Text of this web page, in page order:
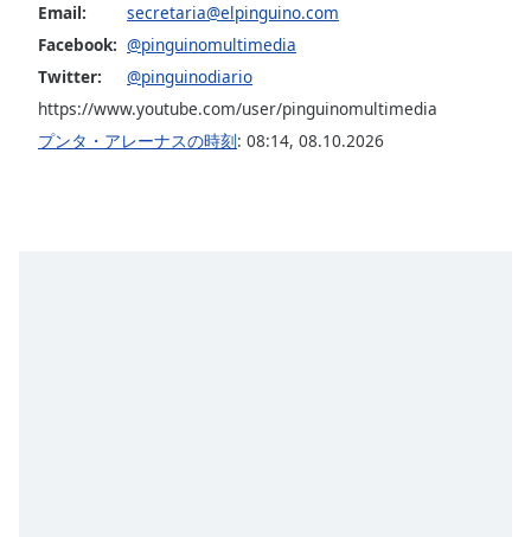
Opacity
Caption
Email:
secretaria@elpinguino.com
Facebook: @pinguinomultimedia
Twitter:
@pinguinodiario
https://www.youtube.com/user/pinguinomultimedia
プンタ・アレーナスの時刻: 08:14, 08.10.2026